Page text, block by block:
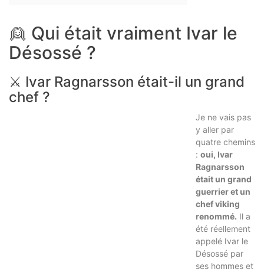
👱 Qui était vraiment Ivar le
Désossé ?
⚔️ Ivar Ragnarsson était-il un grand
chef ?
Je ne vais pas
y aller par
quatre chemins
: oui, Ivar
Ragnarsson
était un grand
guerrier et un
chef viking
renommé. Il a
été réellement
appelé Ivar le
Désossé par
ses hommes et